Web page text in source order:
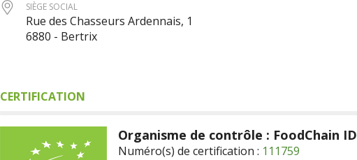
SIÈGE SOCIAL
Rue des Chasseurs Ardennais, 1
6880 - Bertrix
CERTIFICATION
Organisme de contrôle : FoodChain ID
Numéro(s) de certification : 111759